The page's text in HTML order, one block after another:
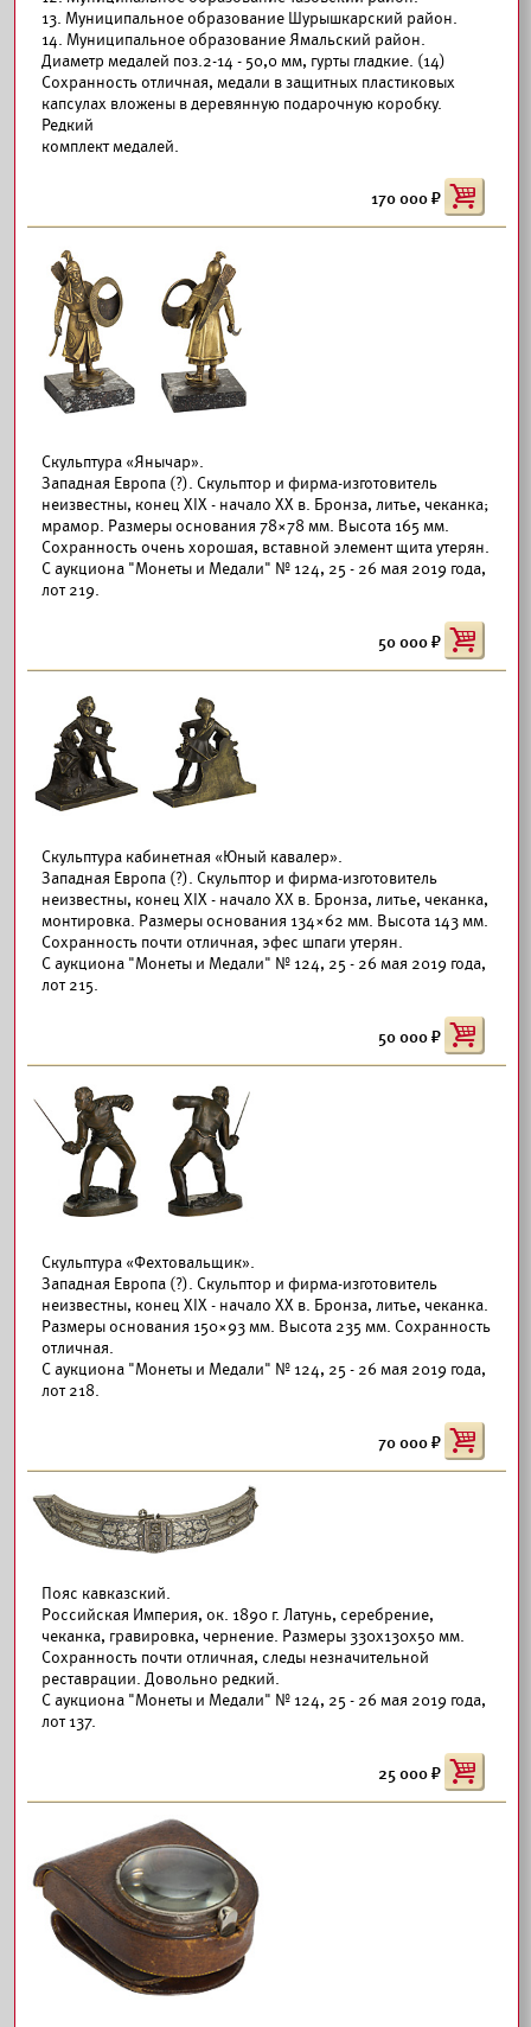
13. Муниципальное образование Шурышкарский район.
14. Муниципальное образование Ямальский район.
Диаметр медалей поз.2-14 - 50,0 мм, гурты гладкие. (14)
Сохранность отличная, медали в защитных пластиковых
капсулах вложены в деревянную подарочную коробку.
Редкий
комплект медалей.
170 000
Скульптура «Янычар».
Западная Европа (?). Скульптор и фирма-изготовитель
неизвестны, конец XIX - начало ХХ в. Бронза, литье, чеканка;
мрамор. Размеры основания 78×78 мм. Высота 165 мм.
Сохранность очень хорошая, вставной элемент щита утерян.
С аукциона "Монеты и Медали" № 124, 25 - 26 мая 2019 года,
лот 219.
50 000
Скульптура кабинетная «Юный кавалер».
Западная Европа (?). Скульптор и фирма-изготовитель
неизвестны, конец XIX - начало ХХ в. Бронза, литье, чеканка,
монтировка. Размеры основания 134×62 мм. Высота 143 мм.
Сохранность почти отличная, эфес шпаги утерян.
С аукциона "Монеты и Медали" № 124, 25 - 26 мая 2019 года,
лот 215.
50 000
Скульптура «Фехтовальщик».
Западная Европа (?). Скульптор и фирма-изготовитель
неизвестны, конец XIX - начало ХХ в. Бронза, литье, чеканка.
Размеры основания 150×93 мм. Высота 235 мм. Сохранность
отличная.
С аукциона "Монеты и Медали" № 124, 25 - 26 мая 2019 года,
лот 218.
70 000
Пояс кавказский.
Российская Империя, ок. 1890 г. Латунь, серебрение,
чеканка, гравировка, чернение. Размеры 330х130х50 мм.
Сохранность почти отличная, следы незначительной
реставрации. Довольно редкий.
С аукциона "Монеты и Медали" № 124, 25 - 26 мая 2019 года,
лот 137.
25 000